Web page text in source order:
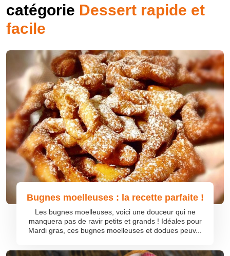
catégorie Dessert rapide et
facile
Bugnes moelleuses : la recette parfaite !
Les bugnes moelleuses, voici une douceur qui ne
manquera pas de ravir petits et grands ! Idéales pour
Mardi gras, ces bugnes moelleuses et dodues peuv...